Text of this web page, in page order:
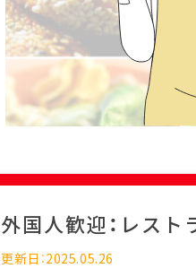
外国人歓迎：レス
更新日：2025.05.26